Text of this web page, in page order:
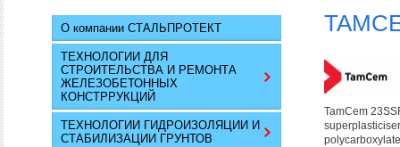
О компании СТАЛЬПРОТЕКТ
ТЕХНОЛОГИИ ДЛЯ
СТРОИТЕЛЬСТВА И РЕМОНТА
ЖЕЛЕЗОБЕТОННЫХ
КОНСТРРУКЦИЙ
ТЕХНОЛОГИИ ГИДРОИЗОЛЯЦИИ И
СТАБИЛИЗАЦИИ ГРУНТОВ
TamCem